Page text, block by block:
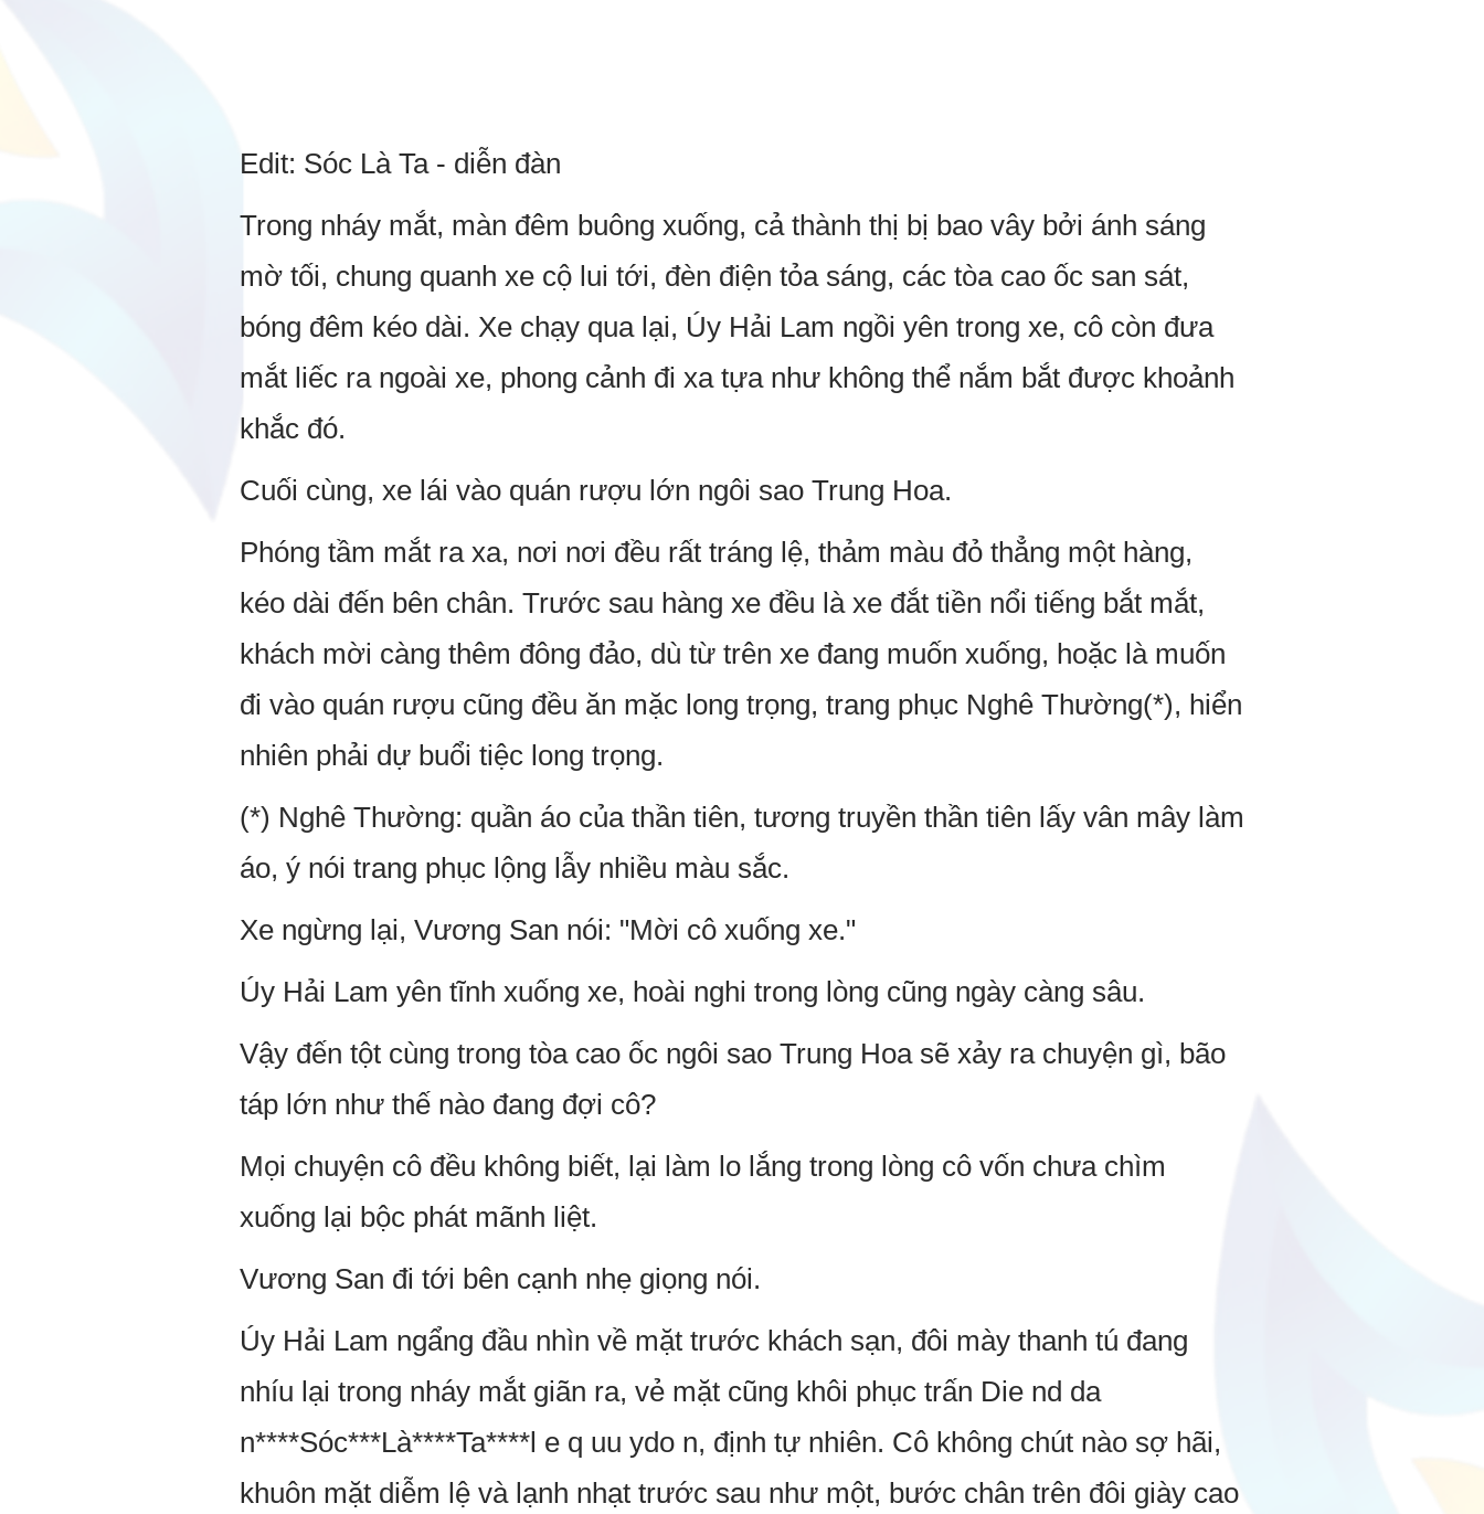
Edit: Sóc Là Ta - diễn đàn
Trong nháy mắt, màn đêm buông xuống, cả thành thị bị bao vây bởi ánh sáng
mờ tối, chung quanh xe cộ lui tới, đèn điện tỏa sáng, các tòa cao ốc san sát,
bóng đêm kéo dài. Xe chạy qua lại, Úy Hải Lam ngồi yên trong xe, cô còn đưa
mắt liếc ra ngoài xe, phong cảnh đi xa tựa như không thể nắm bắt được khoảnh
khắc đó.
Cuối cùng, xe lái vào quán rượu lớn ngôi sao Trung Hoa.
Phóng tầm mắt ra xa, nơi nơi đều rất tráng lệ, thảm màu đỏ thẳng một hàng,
kéo dài đến bên chân. Trước sau hàng xe đều là xe đắt tiền nổi tiếng bắt mắt,
khách mời càng thêm đông đảo, dù từ trên xe đang muốn xuống, hoặc là muốn
đi vào quán rượu cũng đều ăn mặc long trọng, trang phục Nghê Thường(*), hiển
nhiên phải dự buổi tiệc long trọng.
(*) Nghê Thường: quần áo của thần tiên, tương truyền thần tiên lấy vân mây làm
áo, ý nói trang phục lộng lẫy nhiều màu sắc.
Xe ngừng lại, Vương San nói: "Mời cô xuống xe."
Úy Hải Lam yên tĩnh xuống xe, hoài nghi trong lòng cũng ngày càng sâu.
Vậy đến tột cùng trong tòa cao ốc ngôi sao Trung Hoa sẽ xảy ra chuyện gì, bão
táp lớn như thế nào đang đợi cô?
Mọi chuyện cô đều không biết, lại làm lo lắng trong lòng cô vốn chưa chìm
xuống lại bộc phát mãnh liệt.
Vương San đi tới bên cạnh nhẹ giọng nói.
Úy Hải Lam ngẩng đầu nhìn về mặt trước khách sạn, đôi mày thanh tú đang
nhíu lại trong nháy mắt giãn ra, vẻ mặt cũng khôi phục trấn Die nd da
n****Sóc***Là****Ta****l e q uu ydo n, định tự nhiên. Cô không chút nào sợ hãi,
khuôn mặt diễm lệ và lạnh nhạt trước sau như một, bước chân trên đôi giày cao